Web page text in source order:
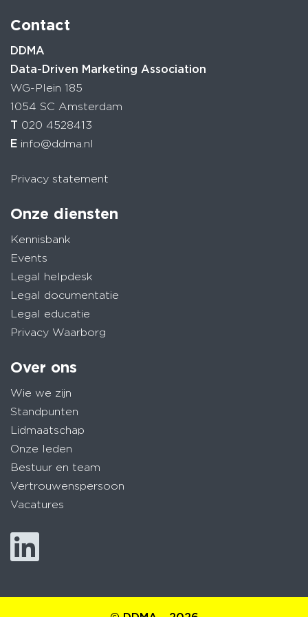
Contact
DDMA
Data-Driven Marketing Association
WG-Plein 185
1054 SC Amsterdam
T 020 4528413
E info@ddma.nl
Privacy statement
Onze diensten
Kennisbank
Events
Legal helpdesk
Legal documentatie
Legal educatie
Privacy Waarborg
Over ons
Wie we zijn
Standpunten
Lidmaatschap
Onze leden
Bestuur en team
Vertrouwenspersoon
Vacatures